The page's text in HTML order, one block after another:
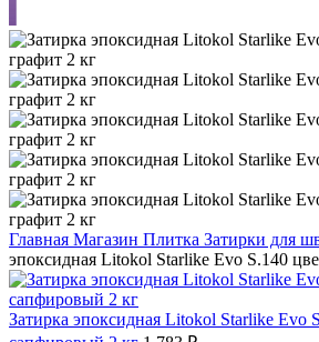
Главная Магазин Плитка Затирки для
эпоксидная Litokol Starlike Evo S.140
Затирка эпоксидная Litokol Starlike Evo